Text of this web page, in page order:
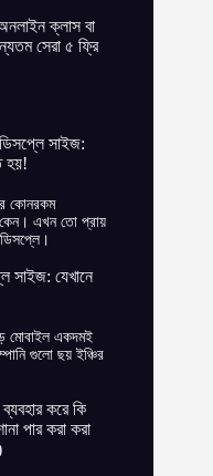
ক্লাস বা
সেরা ৫ ফ্রি
ডিসপ্লে সাইজ:
হয়!
কোনরকম
কেন। এখন তো প্রায়
সাইজ: যেখানে
মোবাইল একদমই
গুলো ছয় ইঞ্চির
ব্যবহার করে কি
পার করা করা